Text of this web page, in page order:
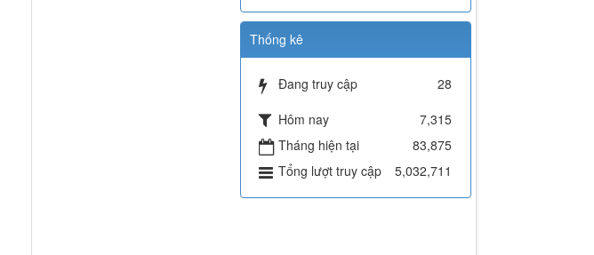
Thống kê
Đang truy cập
28
Hôm nay
7,315
Tháng hiện tại
83,875
Tổng lượt truy cập
5,032,711